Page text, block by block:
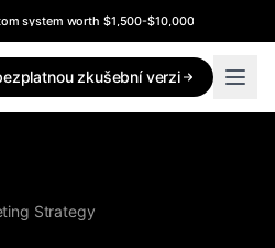
system worth $1,500-$10,000
zkušební verzi
Strategy